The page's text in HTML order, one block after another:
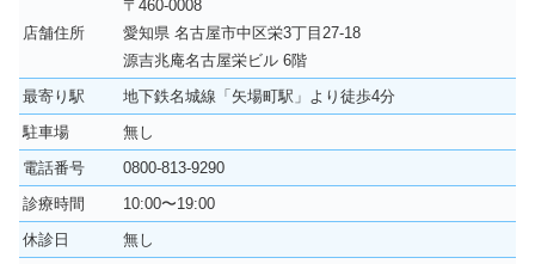
店舗住所
〒460-0008
愛知県 名古屋市中区栄3丁目27-18
源吉兆庵名古屋栄ビル 6階
最寄り駅
地下鉄名城線「矢場町駅」より徒歩4分
駐車場
無し
電話番号
0800-813-9290
診療時間
10:00〜19:00
休診日
無し